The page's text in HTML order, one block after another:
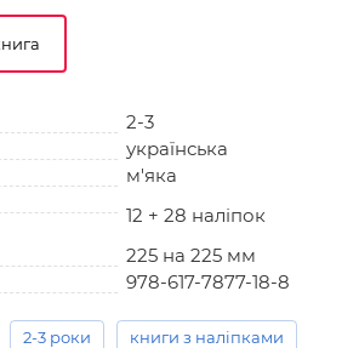
2-3
українська
м'яка
12 + 28 наліпок
225 на 225 мм
978-617-7877-18-8
2-3 роки книги з наліпками